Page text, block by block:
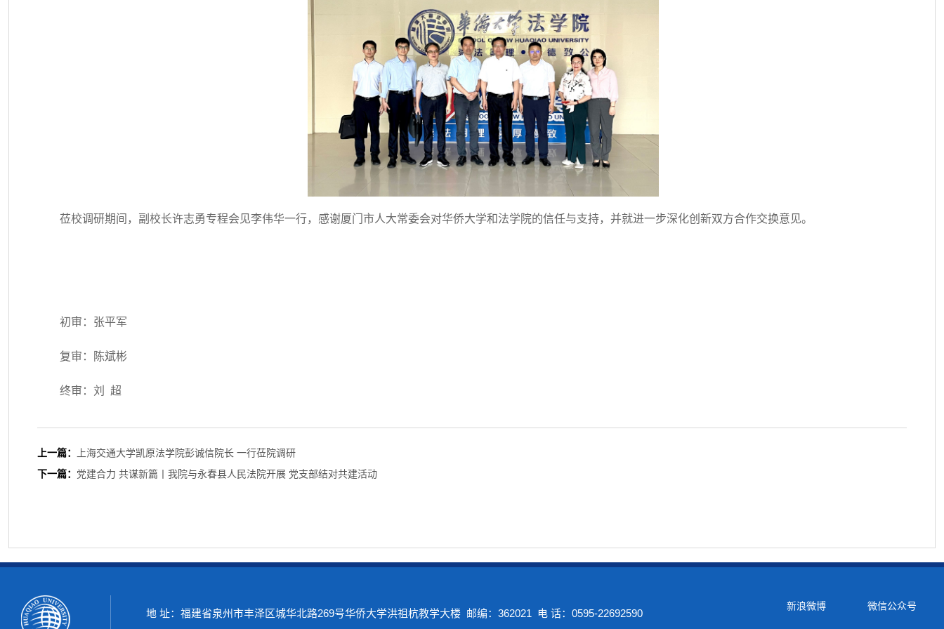
莅校调研期间，副校长许志勇专程会见李伟华一行，感谢厦门市人大常委会对华侨大学和法学院的信任与支持，并就进一步深化创新双方合作交换意见。
初审：张平军
复审：陈斌彬
终审：刘 超
上一篇：
上海交通大学凯原法学院彭诚信院长 一行莅院调研
下一篇： 党建合力 共谋新篇丨我院与永春县人民法院开展 党支部结对共建活动
地 址：福建省泉州市丰泽区城华北路269号华侨大学洪祖杭教学大楼 邮编：362021 电 话：0595-22692590
新浪微博 微信公众号